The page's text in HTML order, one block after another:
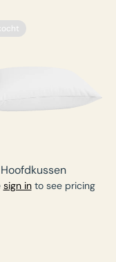
Hoofdkussen
sign into see pricing